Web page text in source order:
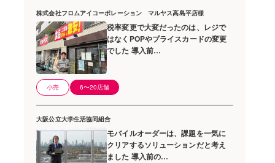
株式会社フロムアイコーポレーション マルヤス高島平店様
税率変更で大変だったのは、レジで
はなくPOPやプライスカードの変更
でした 導入前…
小売 6〜20店舗
大阪公立大学生活協同組合
モバイルオーダーは、課題を一気に
クリアするソリューションだと考え
ました 導入前の…